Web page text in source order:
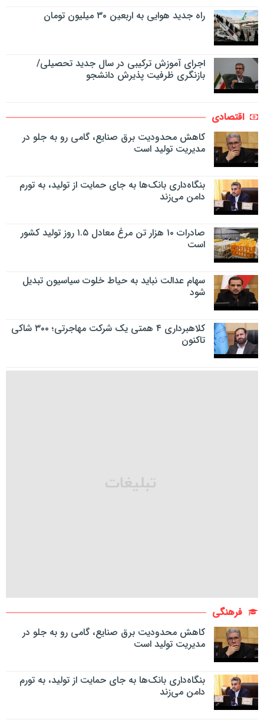
راه جدید هوایی به اربعین ۳۰ میلیون تومان
اجرای آموزش ترکیبی در سال جدید تحصیلی/
بازنگری ظرفیت پذیرش دانشجو
اقتصادی
کاهش محدودیت برق صنایع، گامی رو به جلو در
مدیریت تولید است
بنگاه‌داری بانک‌ها به جای حمایت از تولید، به تورم
دامن می‌زند
صادرات ۱۰ هزار تن مرغ معادل ۱.۵ روز تولید کشور
است
سهام عدالت نباید به حیاط خلوت سیاسیون تبدیل
شود
کلاهبرداری ۴ همتی یک شرکت مهاجرتی؛ ۳۰۰ شاکی
تاکنون
فرهنگی
کاهش محدودیت برق صنایع، گامی رو به جلو در
مدیریت تولید است
بنگاه‌داری بانک‌ها به جای حمایت از تولید، به تورم
دامن می‌زند